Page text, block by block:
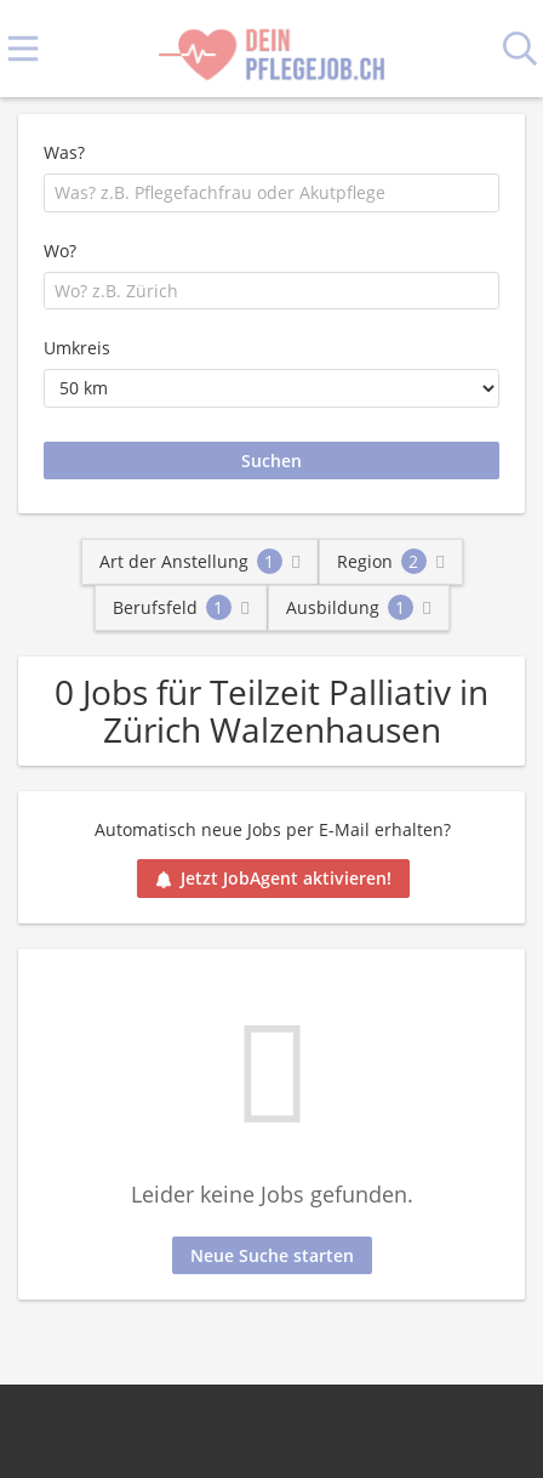
Was?
Wo?
Umkreis
Art der Anstellung 1 Region
2
Berufsfeld
1 Ausbildung 1
0 Jobs für Teilzeit Palliativ in
Zürich Walzenhausen
Automatisch neue Jobs per E-Mail erhalten?
Jetzt JobAgent aktivieren!
Leider keine Jobs gefunden.
Neue Suche starten